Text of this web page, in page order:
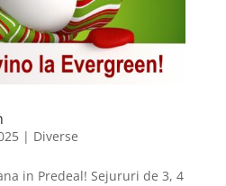
| Diverse
in Predeal! Sejururi de 3, 4